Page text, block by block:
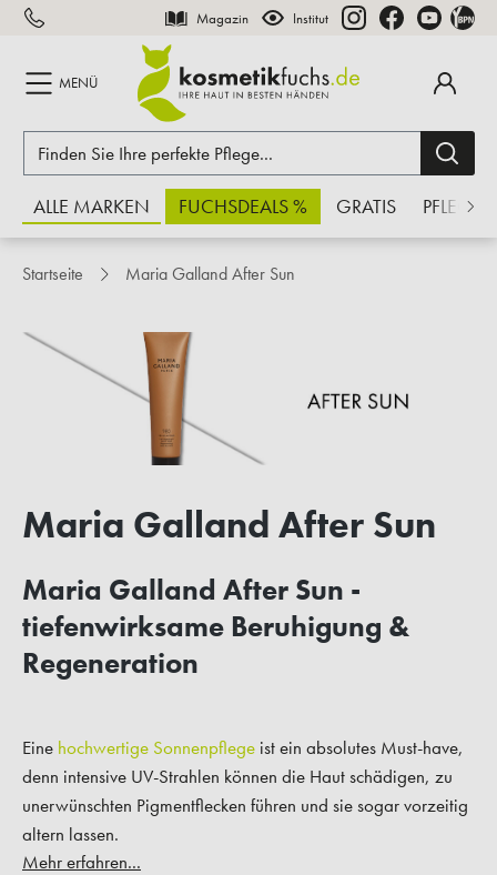
springen Magazin Institut
MENÜ
ALLE MARKEN FUCHSDEALS % GRATIS PFLEGE
Startseite Maria Galland After Sun
Maria Galland After Sun
Maria Galland After Sun -
tiefenwirksame Beruhigung &
Regeneration
Eine hochwertige Sonnenpflege ist ein absolutes Must-have,
denn intensive UV-Strahlen können die Haut schädigen, zu
unerwünschten Pigmentflecken führen und sie sogar vorzeitig
altern lassen.
Mehr erfahren...